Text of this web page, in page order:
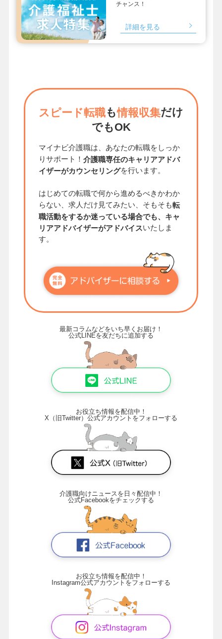
チャンス！
詳細を見る
スピード転職も情報収集だけ
でもOK
マイナビ介護職は、あなたの転職をしっか
りサポート！ 介護職専任のキャリアアドバ
イザーがカウンセリングを行います。
はじめての転職で何から進めるべきかわか
らない、求人だけ見てみたい、そもそも転
職活動をするか迷っている場合でも、キャ
リアアドバイザーがアドバイスいたしま
す。
最新コラムなどをいち早くお届け！
公式LINEを友だちに追加する
お役立ち情報を配信中！
X（旧Twitter）公式アカウントをフォローする
介護職向けニュースを日々配信中！
公式Facebookをチェックする
お役立ち情報を配信中！
Instagram公式アカウントをフォローする